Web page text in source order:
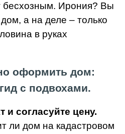
бесхозным. Ирония? Вы
а на деле – только
в руках
оформить дом:
с подвохами.
и согласуйте цену.
ли дом на кадастровом